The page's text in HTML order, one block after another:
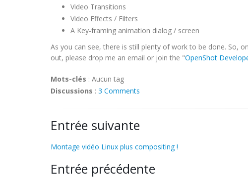
Video Transitions
Video Effects / Filters
A Key-framing animation dialog / screen
As you can see, there is still plenty of work to be done. So,
out, please drop me an email or join the "OpenShot
Mots-clés : Aucun tag
Discussions : 3 Comments
Entrée suivante
Montage vidéo Linux plus compositing !
Entrée précédente